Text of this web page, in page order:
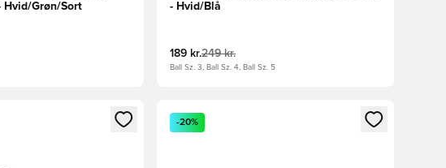
Hvid/Grøn/Sort
- Hvid/Blå
189 kr.249 kr.
Ball Sz. 3, Ball Sz. 4, Ball Sz. 5
til at logge ind eller tilmelde dig som medlemÅbner en Modal til at logge ind eller tilmelde dig
-20%